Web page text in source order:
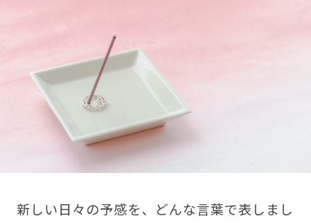
新しい日々の予感を、どんな言葉で表しまし